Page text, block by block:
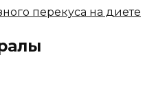
перекуса на диете